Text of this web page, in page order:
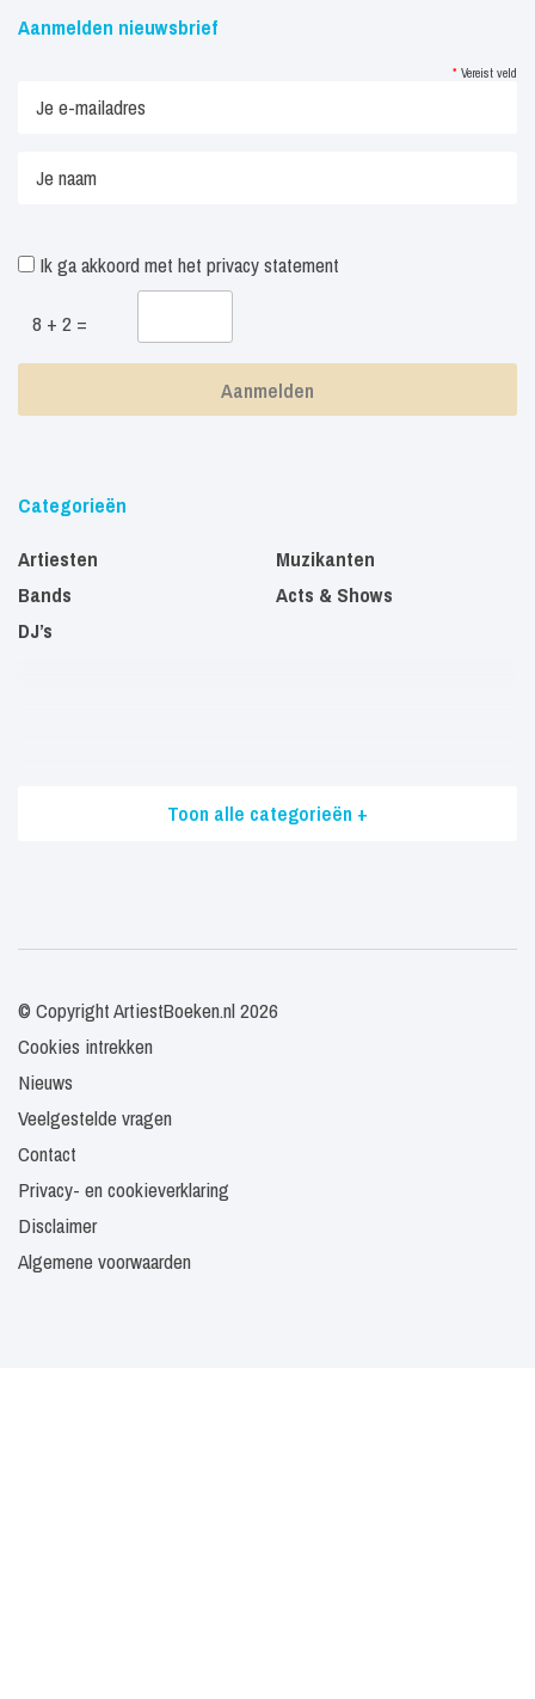
Aanmelden nieuwsbrief
* Vereist veld
Ik ga akkoord met het privacy statement
8 + 2 =
Categorieën
Artiesten
Bands
DJ’s
Muzikanten
Acts & Shows
Toon alle categorieën +
© Copyright ArtiestBoeken.nl 2026
Cookies intrekken
Nieuws
Veelgestelde vragen
Contact
Privacy- en cookieverklaring
Disclaimer
Algemene voorwaarden